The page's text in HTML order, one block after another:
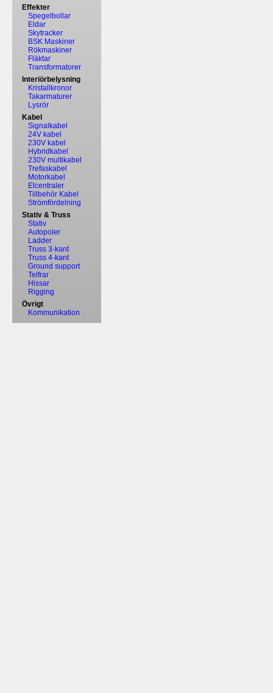
Effekter
Spegelbollar
Eldar
Skytracker
BSK Maskiner
Rökmaskiner
Fläktar
Transformatorer
Interiörbelysning
Kristallkronor
Takarmaturer
Lysrör
Kabel
Signalkabel
24V kabel
230V kabel
Hybridkabel
230V multikabel
Trefaskabel
Motorkabel
Elcentraler
Tillbehör Kabel
Strömfördelning
Stativ & Truss
Stativ
Autopoler
Ladder
Truss 3-kant
Truss 4-kant
Ground support
Telfrar
Hissar
Rigging
Övrigt
Kommunikation